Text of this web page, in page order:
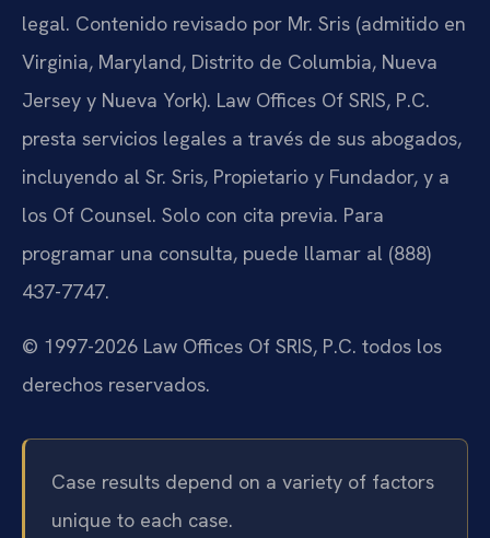
legal. Contenido revisado por Mr. Sris (admitido en
Virginia, Maryland, Distrito de Columbia, Nueva
Jersey y Nueva York). Law Offices Of SRIS, P.C.
presta servicios legales a través de sus abogados,
incluyendo al Sr. Sris, Propietario y Fundador, y a
los Of Counsel. Solo con cita previa. Para
programar una consulta, puede llamar al (888)
437-7747.
© 1997-2026 Law Offices Of SRIS, P.C. todos los
derechos reservados.
Case results depend on a variety of factors
unique to each case.